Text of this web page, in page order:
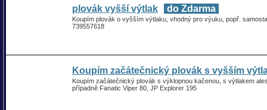
plovák vyšší výtlak do Zdarma
Koupím plovák o vyšším výtlaku, vhodný pro výuku, popř.
739557618
Koupím začátečnický plovák s vyšším
Koupím začátečnický plovák s výklopnou kačenou, s výtlakem
případně Fanatic Viper 80, JP Explorer 195